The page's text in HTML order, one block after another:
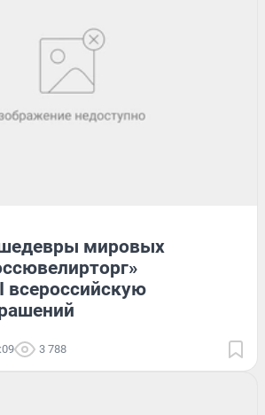
мировых
всероссийскую
3 788